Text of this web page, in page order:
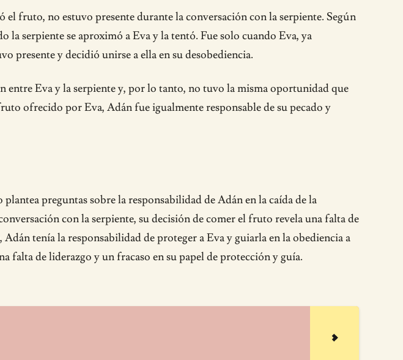
fruto, no estuvo presente durante la conversación con la serpiente. Según
serpiente se aproximó a Eva y la tentó. Fue solo cuando Eva, ya
presente y decidió unirse a ella en su desobediencia.
Eva y la serpiente y, por lo tanto, no tuvo la misma oportunidad que
ofrecido por Eva, Adán fue igualmente responsable de su pecado y
preguntas sobre la responsabilidad de Adán en la caída de la
con la serpiente, su decisión de comer el fruto revela una falta de
tenía la responsabilidad de proteger a Eva y guiarla en la obediencia a
falta de liderazgo y un fracaso en su papel de protección y guía.